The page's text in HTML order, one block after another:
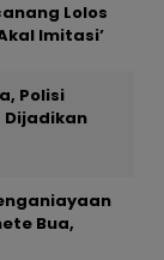
Lolos
Imitasi’
Polisi
Dijadikan
Bua,